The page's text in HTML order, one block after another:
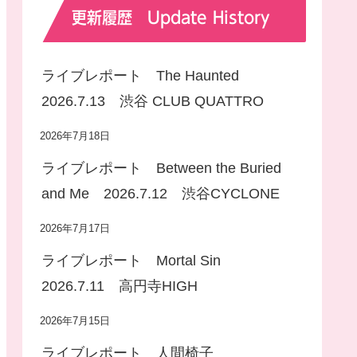
更新履歴 Update History
ライブレポート The Haunted
2026.7.13 渋谷 CLUB QUATTRO
2026年7月18日
ライブレポート Between the Buried
and Me 2026.7.12 渋谷CYCLONE
2026年7月17日
ライブレポート Mortal Sin
2026.7.11 高円寺HIGH
2026年7月15日
ライブレポート 人間椅子